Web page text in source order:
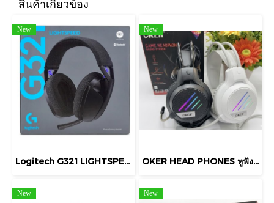
สินค้าเกี่ยวข้อง
New
Logitech G321 LIGHTSPEED Wireless Bluetooth Gaming Headset บลูทูธ ไมค์บูมความถี่ 16 kHz แบต 20 ชั่วโมง ประกันศูนย์ไทย
New
OKER HEAD PHONES หูฟังเกมมิ่ง รุ่น G39 มีไฟ RGB USB TO Type-C หูฟังแบบครอบหูที่ออกแบบมาเพื่อการเล่นเกม การเชื่อมต่อพอร์ต USB-A และ Type-C
New New